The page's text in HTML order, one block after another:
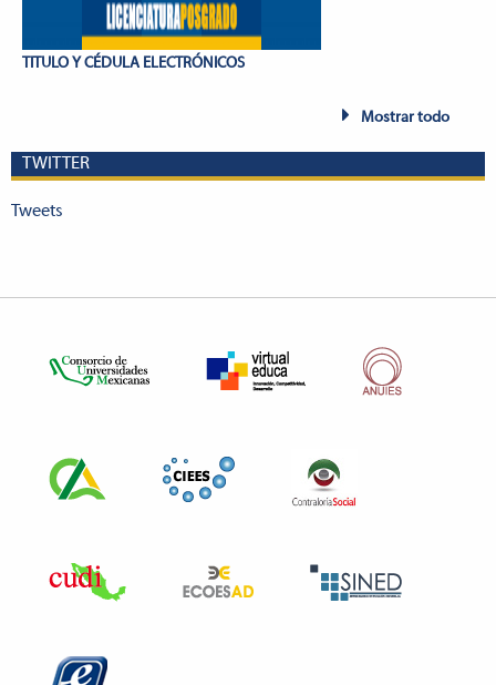
TITULO Y CÉDULA ELECTRÓNICOS
Mostrar todo
TWITTER
Tweets